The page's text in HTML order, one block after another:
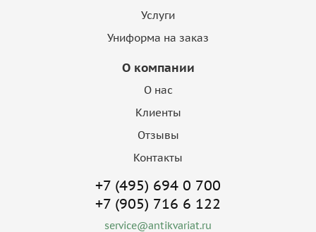
Услуги
Униформа на заказ
О компании
О нас
Клиенты
Отзывы
Контакты
+7 (495) 694 0 700
+7 (905) 716 6 122
service@antikvariat.ru